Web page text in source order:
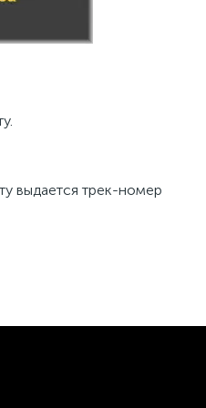
выдается трек-номер